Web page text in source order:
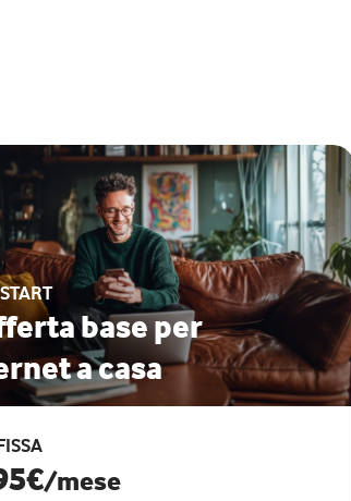
base per
a casa
/mese